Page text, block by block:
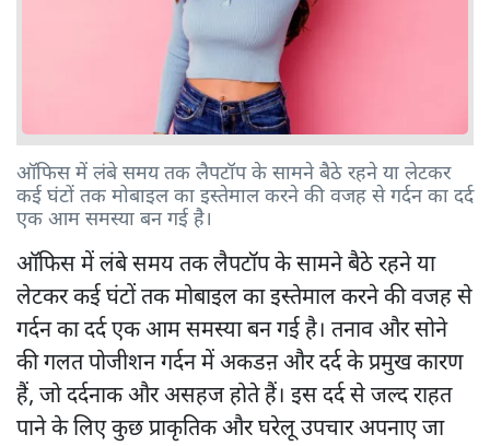
ऑफिस में लंबे समय तक लैपटॉप के सामने बैठे रहने या लेटकर
कई घंटों तक मोबाइल का इस्तेमाल करने की वजह से गर्दन का दर्द
एक आम समस्या बन गई है।
ऑफिस में लंबे समय तक लैपटॉप के सामने बैठे रहने या
लेटकर कई घंटों तक मोबाइल का इस्तेमाल करने की वजह से
गर्दन का दर्द एक आम समस्या बन गई है। तनाव और सोने
की गलत पोजीशन गर्दन में अकडऩ और दर्द के प्रमुख कारण
हैं, जो दर्दनाक और असहज होते हैं। इस दर्द से जल्द राहत
पाने के लिए कुछ प्राकृतिक और घरेलू उपचार अपनाए जा